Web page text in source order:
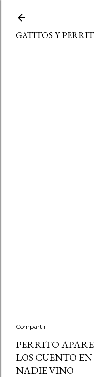
GATITOS Y
Compartir
PERRITO
LOS CUENTO
NADIE VINO